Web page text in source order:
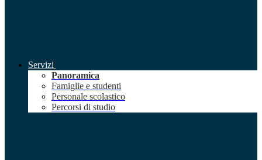
Servizi
Panoramica
Famiglie e studenti
Personale scolastico
Percorsi di studio